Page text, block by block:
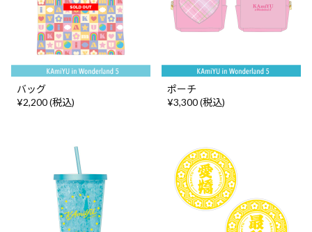
バッグ
¥2,200 (税込)
ポーチ
¥3,300 (税込)